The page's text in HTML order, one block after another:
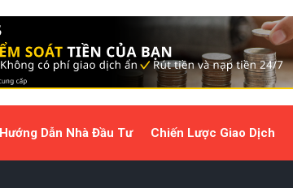
Hướng Dẫn Nhà Đầu Tư Chiến Lược Giao Dịch